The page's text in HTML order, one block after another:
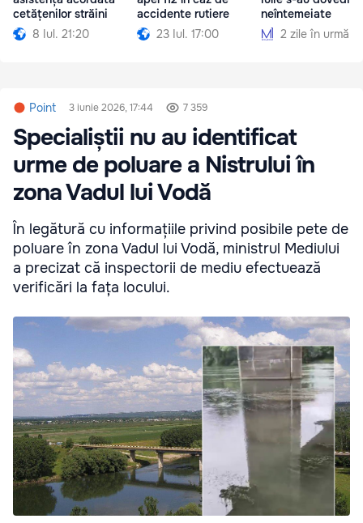
cetățenilor străini
8 Iul. 21:20
accidente rutiere
23 Iul. 17:00
neîntemeiate
2 zile în urmă
Point 3 iunie 2026, 17:44 7 359
Specialiștii nu au identificat
urme de poluare a Nistrului în
zona Vadul lui Vodă
În legătură cu informațiile privind posibile pete de
poluare în zona Vadul lui Vodă, ministrul Mediului
a precizat că inspectorii de mediu efectuează
verificări la fața locului.